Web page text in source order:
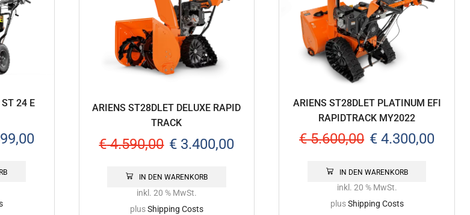
ST 24 E
ARIENS ST28DLET DELUXE RAPID
TRACK
€4.590,00 € 3.400,00
IN DEN WARENKORB
inkl. 20 % MwSt.
plusShipping Costs
ARIENS ST28DLET PLATINUM EFI
RAPIDTRACK MY2022
€5.600,00 € 4.300,00
IN DEN WARENKORB
inkl. 20 % MwSt.
plusShipping Costs